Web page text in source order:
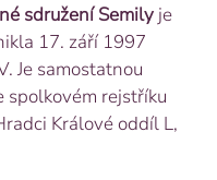
sdružení Semily je
17. září 1997
Je samostatnou
spolkovém rejstříku
Králové oddíl L,